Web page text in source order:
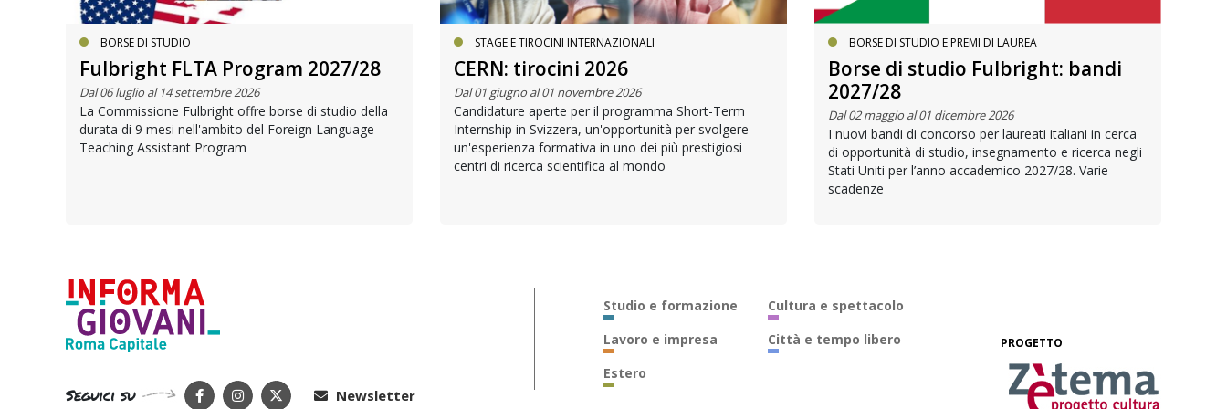
BORSE DI STUDIO
Fulbright FLTA Program 2027/28
Dal 06 luglio al 14 settembre 2026
La Commissione Fulbright offre borse di studio della
durata di 9 mesi nell'ambito del Foreign Language
Teaching Assistant Program
STAGE E TIROCINI INTERNAZIONALI
CERN: tirocini 2026
Dal 01 giugno al 01 novembre 2026
Candidature aperte per il programma Short-Term
Internship in Svizzera, un'opportunità per svolgere
un'esperienza formativa in uno dei più prestigiosi
centri di ricerca scientifica al mondo
BORSE DI STUDIO E PREMI DI LAUREA
Borse di studio Fulbright: bandi
2027/28
Dal 02 maggio al 01 dicembre 2026
I nuovi bandi di concorso per laureati italiani in cerca
di opportunità di studio, insegnamento e ricerca negli
Stati Uniti per l’anno accademico 2027/28. Varie
scadenze
Seguici su Newsletter
Studio e formazione
Lavoro e impresa
Estero
Cultura e spettacolo
Città e tempo libero
PROGETTO